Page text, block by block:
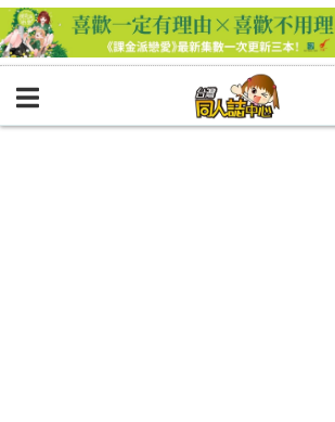
BOOKY書集倉庫